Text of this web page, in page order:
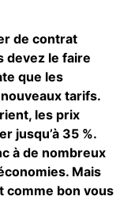
de contrat
devez le faire
que les
tarifs.
les prix
jusqu’à 35 %.
à de nombreux
Mais
comme bon vous